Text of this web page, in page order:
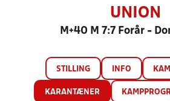
UNION
M+40 M 7:7 Forår -
STILLING INFO
KARANTÆNER